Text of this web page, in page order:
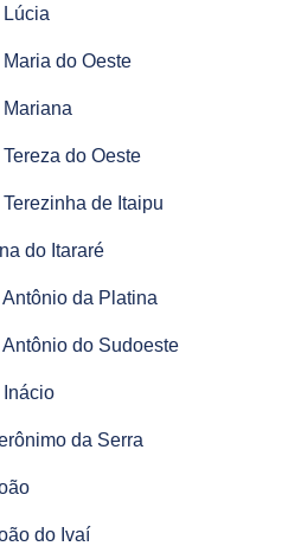
do Oeste
do Oeste
de Itaipu
do Itararé
da Platina
do Sudoeste
da Serra
do Ivaí